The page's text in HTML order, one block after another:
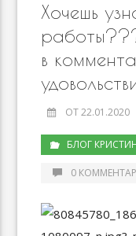
Хочешь
в
ОТ 22.01.2020
БЛОГ
0